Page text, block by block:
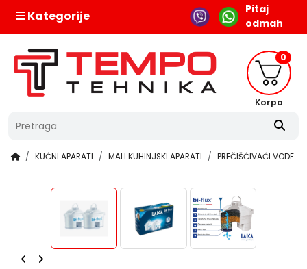
Kategorije
Pitaj
odmah
0
Korpa
KUĆNI APARATI MALI KUHINJSKI APARATI PREČIŠĆIVAČI VODE